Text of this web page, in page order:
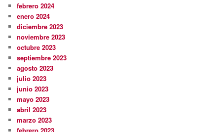
febrero 2024
enero 2024
diciembre 2023
noviembre 2023
octubre 2023
septiembre 2023
agosto 2023
julio 2023
junio 2023
mayo 2023
abril 2023
marzo 2023